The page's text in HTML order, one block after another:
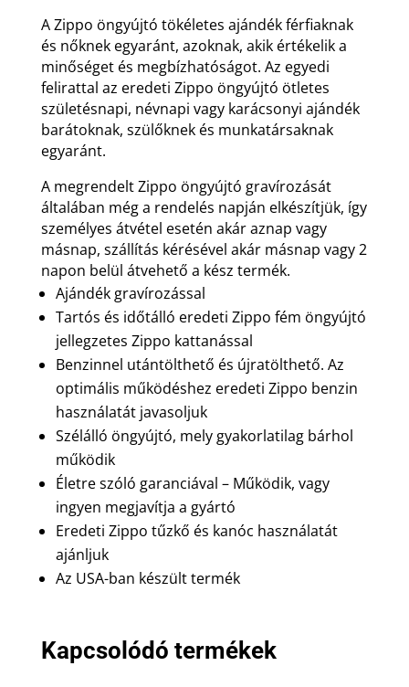
A Zippo öngyújtó tökéletes ajándék férfiaknak
és nőknek egyaránt, azoknak, akik értékelik a
minőséget és megbízhatóságot. Az egyedi
felirattal az eredeti Zippo öngyújtó ötletes
születésnapi, névnapi vagy karácsonyi ajándék
barátoknak, szülőknek és munkatársaknak
egyaránt.
A megrendelt Zippo öngyújtó gravírozását
általában még a rendelés napján elkészítjük, így
személyes átvétel esetén akár aznap vagy
másnap, szállítás kérésével akár másnap vagy 2
napon belül átvehető a kész termék.
Ajándék gravírozással
Tartós és időtálló eredeti Zippo fém öngyújtó
jellegzetes Zippo kattanással
Benzinnel utántölthető és újratölthető. Az
optimális működéshez eredeti Zippo benzin
használatát javasoljuk
Szélálló öngyújtó, mely gyakorlatilag bárhol
működik
Életre szóló garanciával – Működik, vagy
ingyen megjavítja a gyártó
Eredeti Zippo tűzkő és kanóc használatát
ajánljuk
Az USA-ban készült termék
Kapcsolódó termékek